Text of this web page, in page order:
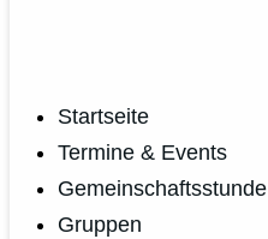
Startseite
Termine & Events
Gemeinschaftsstunde
Gruppen